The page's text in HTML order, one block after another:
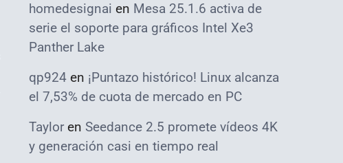
homedesignai en Mesa 25.1.6 activa de
serie el soporte para gráficos Intel Xe3
Panther Lake
qp924 en ¡Puntazo histórico! Linux alcanza
el 7,53% de cuota de mercado en PC
Taylor en Seedance 2.5 promete vídeos 4K
y generación casi en tiempo real